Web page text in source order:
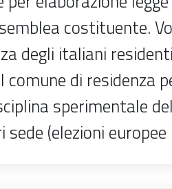
costituente.
degli italiani
comune di residenza
sperimentale
(elezioni